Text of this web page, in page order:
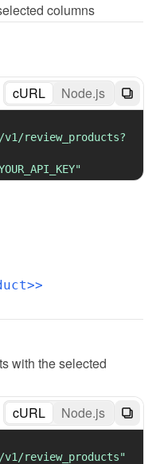
columns
cURL Node.js
review_products?
with the selected
cURL Node.js
review_products"